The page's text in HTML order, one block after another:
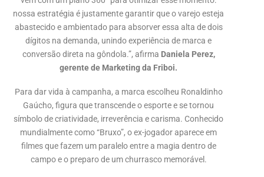
nossa estratégia é justamente garantir que o varejo esteja
abastecido e ambientado para absorver essa alta de dois
dígitos na demanda, unindo experiência de marca e
conversão direta na gôndola.”, afirma Daniela Perez,
gerente de Marketing da Friboi.
Para dar vida à campanha, a marca escolheu Ronaldinho
Gaúcho, figura que transcende o esporte e se tornou
símbolo de criatividade, irreverência e carisma. Conhecido
mundialmente como “Bruxo”, o ex-jogador aparece em
filmes que fazem um paralelo entre a magia dentro de
campo e o preparo de um churrasco memorável.